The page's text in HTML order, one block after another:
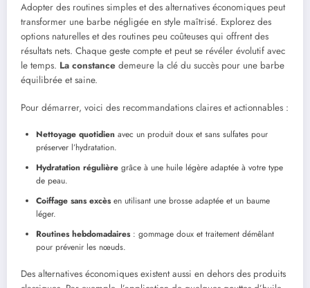
Adopter des routines simples et des alternatives économiques peut
transformer une barbe négligée en style maîtrisé. Explorez des
options naturelles et des routines peu coûteuses qui offrent des
résultats nets. Chaque geste compte et peut se révéler évolutif avec
le temps. La constance demeure la clé du succès pour une barbe
équilibrée et saine.
Pour démarrer, voici des recommandations claires et actionnables :
Nettoyage quotidien avec un produit doux et sans sulfates pour
préserver l’hydratation.
Hydratation régulière grâce à une huile légère adaptée à votre type
de peau.
Coiffage sans excèsen utilisant une brosse adaptée et un baume
léger.
Routines hebdomadaires: gommage doux et traitement démêlant
pour prévenir les nœuds.
Des alternatives économiques existent aussi en dehors des produits